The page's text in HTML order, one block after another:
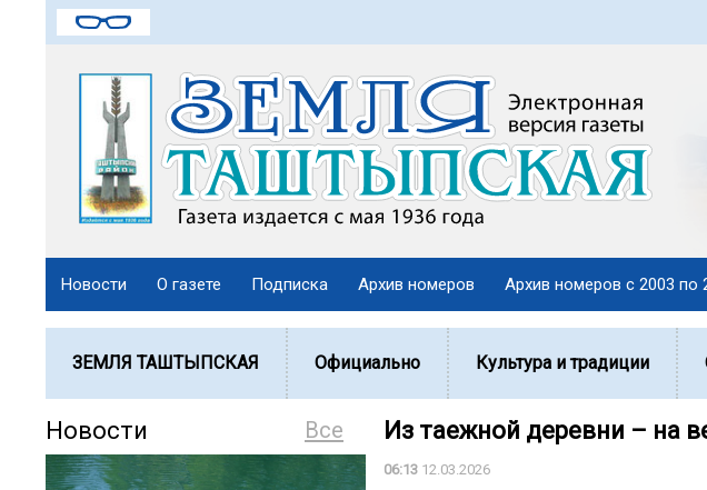
Новости О газете Подписка Архив номеров Архив номеров с 2003 по
ЗЕМЛЯ ТАШТЫПСКАЯ Официально Культура и традиции
Все
Новости Из таежной деревни – на
06:13 12.03.2026